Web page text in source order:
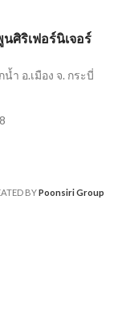
ศิริเฟอร์นิเจอร์
ำ อ.เมือง จ. กระบี่
BYPoonsiri Group